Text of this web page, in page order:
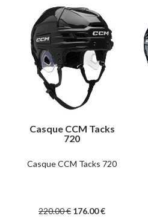
Casque CCM Tacks
720
Casque CCM Tacks 720
220.00€ 176.00€